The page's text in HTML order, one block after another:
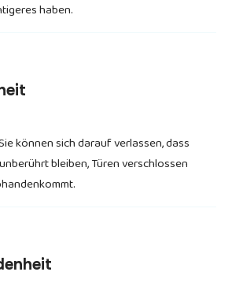
haben.
können sich darauf verlassen, dass
bleiben, Türen verschlossen